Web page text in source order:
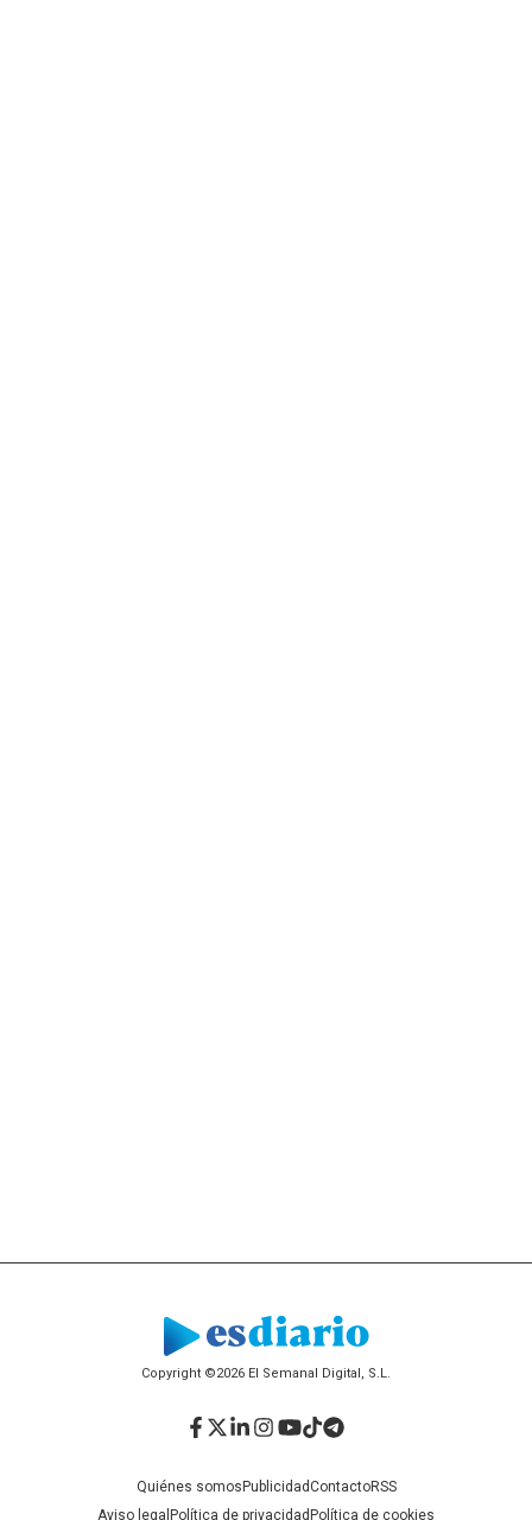
Copyright ©2026 El Semanal Digital, S.L.
Quiénes somosPublicidadContactoRSS
Aviso legal Política de privacidadPolítica de cookies
Facebook
Twitter
LinkedIn
Instagram
YouTube
TikTok
Telegram